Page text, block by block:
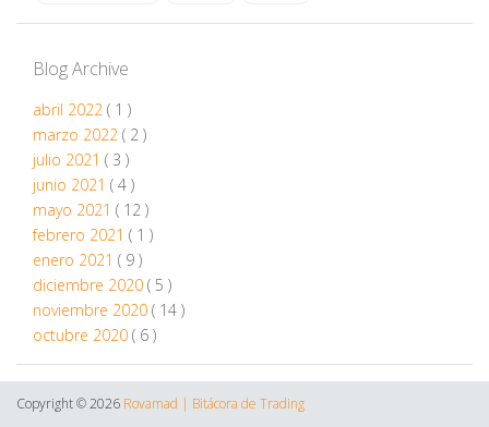
Blog Archive
abril 2022 ( 1 )
marzo 2022 ( 2 )
julio 2021 ( 3 )
junio 2021 ( 4 )
mayo 2021 ( 12 )
febrero 2021 ( 1 )
enero 2021 ( 9 )
diciembre 2020 ( 5 )
noviembre 2020 ( 14 )
octubre 2020 ( 6 )
Copyright ©2026 Rovamad | Bitácora de Trading